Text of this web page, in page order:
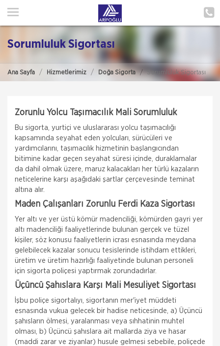
ANA SAYFA
POLIÇE HATIRLAT
MÜŞTERI GIRIŞI
TEKLİF AL
Sorumluluk Sigortası
Ana Sayfa Hizmetlerimiz Doğa Sigorta Sorumluluk Sigortası
Zorunlu Yolcu Taşımacılık Mali Sorumluluk
Bu sigorta, yurtiçi ve uluslararası yolcu taşımacılığı
kapsamında seyahat eden yolcuları, sürücüleri ve
yardımcılarını, taşımacılık hizmetinin başlangıcından
bitimine kadar geçen seyahat süresi içinde, duraklamalar
da dahil olmak üzere, maruz kalacakları her türlü kazaların
neticelerine karşı aşağıdaki şartlar çerçevesinde teminat
altına alır.
Maden Çalışanları Zorunlu Ferdi Kaza Sigortası
Yer altı ve yer üstü kömür madenciliği, kömürden gayri yer
altı madenciliği faaliyetlerinde bulunan gerçek ve tüzel
kişiler, söz konusu faaliyetlerin icrası esnasında meydana
gelebilecek kazalar sonucu tesislerinde istihdam ettikleri,
üretim ve üretim hazırlığı faaliyetinde bulunan personeli
için sigorta poliçesi yaptırmak zorundadırlar.
Üçüncü Şahıslara Karşı Mali Mesuliyet Sigortası
İşbu poliçe sigortalıyı, sigortanın mer'iyet müddeti
esnasında vukua gelecek bir hadise neticesinde, a) Üçüncü
şahısların ölmesi, yaralanması veya sıhhatinin muhtel
olması, b) Üçüncü şahıslara ait mallarda ziya ve hasar
(maddi zarar ve ziyanlar) husule gelmesi sebebile, poliçede